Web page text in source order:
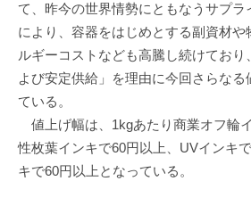
て、昨今の世界情勢にともなうサプ
により、容器をはじめとする副資材や
ルギーコストなども高騰し続けてお
よび安定供給」を理由に今回さらなる
ている。
値上げ幅は、1kgあたり商業オフ輪
性枚葉インキで60円以上、UVインキ
キで60円以上となっている。